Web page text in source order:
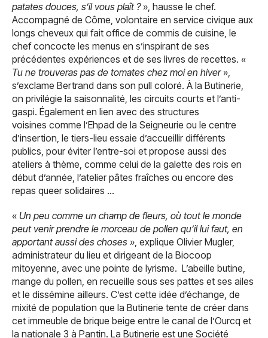
patates douces, s’il vous plaît ?», hausse le chef.
Accompagné de Côme, volontaire en service civique aux
longs cheveux qui fait office de commis de cuisine, le
chef concocte les menus en s’inspirant de ses
précédentes expériences et de ses livres de recettes. «
Tu ne trouveras pas de tomates chez moi en hiver»,
s’exclame Bertrand dans son pull coloré. À la Butinerie,
on privilégie la saisonnalité, les circuits courts et l’anti-
gaspi. Également en lien avec des structures
voisines comme l’Ehpad de la Seigneurie ou le centre
d’insertion, le tiers-lieu essaie d’accueillir différents
publics, pour éviter l’entre-soi et propose aussi des
ateliers à thème, comme celui de la galette des rois en
début d’année, l’atelier pâtes fraîches ou encore des
repas queer solidaires …
« Un peu comme un champ de fleurs, où tout le monde
peut venir prendre le morceau de pollen qu’il lui faut, en
apportant aussi des choses », explique Olivier Mugler,
administrateur du lieu et dirigeant de la Biocoop
mitoyenne, avec une pointe de lyrisme. L’abeille butine,
mange du pollen, en recueille sous ses pattes et ses ailes
et le dissémine ailleurs. C’est cette idée d’échange, de
mixité de population que la Butinerie tente de créer dans
cet immeuble de brique beige entre le canal de l’Ourcq et
la nationale 3 à Pantin. La Butinerie est une Société